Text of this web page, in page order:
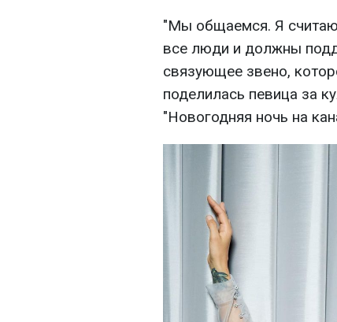
"Мы общаемся. Я
все люди и должны
связующее звено,
поделилась певица за
"Новогодняя ночь на